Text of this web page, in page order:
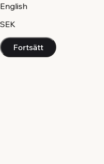
English
SEK
Fortsätt